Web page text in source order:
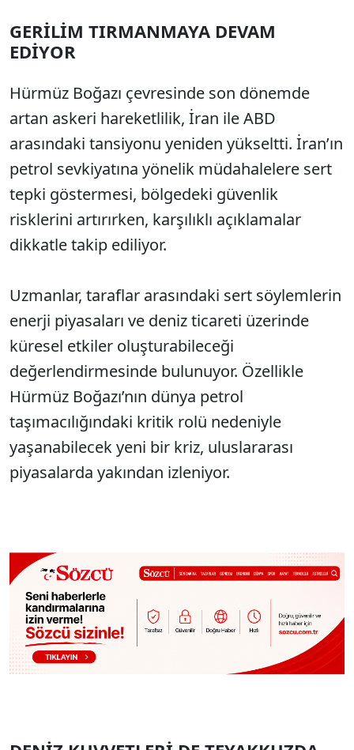
GERİLİM TIRMANMAYA DEVAM
EDİYOR
Hürmüz Boğazı çevresinde son dönemde
artan askeri hareketlilik, İran ile ABD
arasındaki tansiyonu yeniden yükseltti. İran’ın
petrol sevkiyatına yönelik müdahalelere sert
tepki göstermesi, bölgedeki güvenlik
risklerini artırırken, karşılıklı açıklamalar
dikkatle takip ediliyor.
Uzmanlar, taraflar arasındaki sert söylemlerin
enerji piyasaları ve deniz ticareti üzerinde
küresel etkiler oluşturabileceği
değerlendirmesinde bulunuyor. Özellikle
Hürmüz Boğazı’nın dünya petrol
taşımacılığındaki kritik rolü nedeniyle
yaşanabilecek yeni bir kriz, uluslararası
piyasalarda yakından izleniyor.